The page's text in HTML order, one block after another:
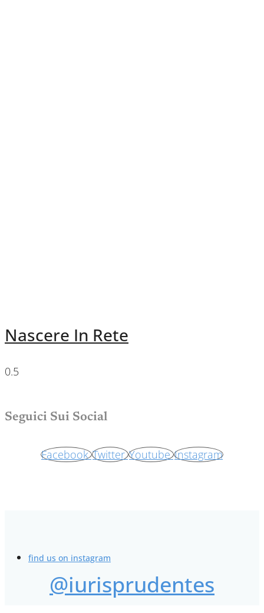
Nascere In Rete
Seguici Sui Social
Facebook Twitter Youtube Instagram
find us on instagram
@iurisprudentes